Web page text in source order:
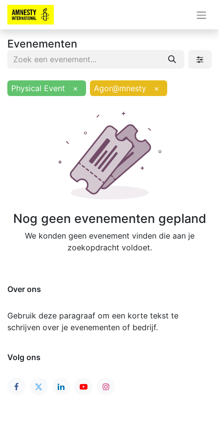
Evenementen
Physical Event × Agor@mnesty ×
Nog geen evenementen gepland
We konden geen evenement vinden die aan je
zoekopdracht voldoet.
Over ons
Gebruik deze paragraaf om een korte tekst te
schrijven over je evenementen of bedrijf.
Volg ons